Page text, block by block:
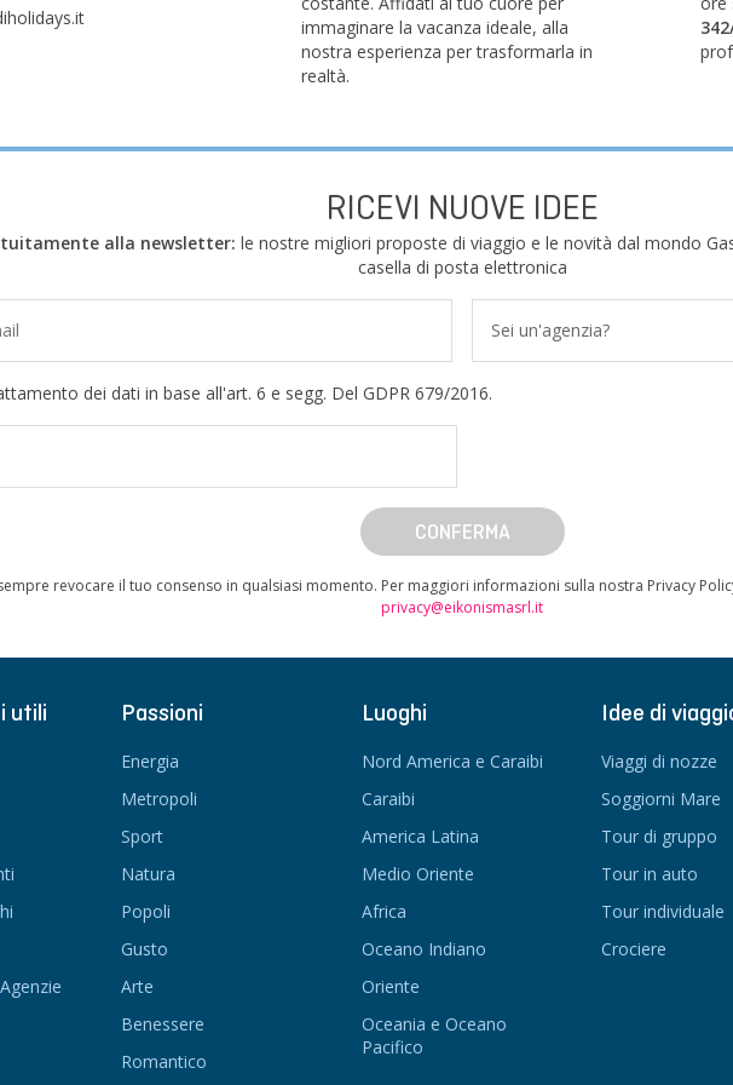
immaginare la vacanza ideale, alla
nostra esperienza per trasformarla in
realtà.
RICEVI NUOVE IDEE
alla newsletter: le nostre migliori proposte di viaggio e le novità dal mondo
casella di posta elettronica
Sei un'agenzia?
dei dati in base all'art. 6 e segg. Del GDPR 679/2016.
CONFERMA
revocare il tuo consenso in qualsiasi momento. Per maggiori informazioni sulla nostra Privacy
privacy@eikonismasrl.it
utili Passioni
Energia
Metropoli
Sport
Natura
Popoli
Gusto
Arte
Benessere
Romantico
Luoghi
Nord America e Caraibi
Caraibi
America Latina
Medio Oriente
Africa
Oceano Indiano
Oriente
Oceania e Oceano
Pacifico
Idee di
Viaggi di nozze
Soggiorni Mare
Tour di gruppo
Tour in auto
Tour individuale
Crociere